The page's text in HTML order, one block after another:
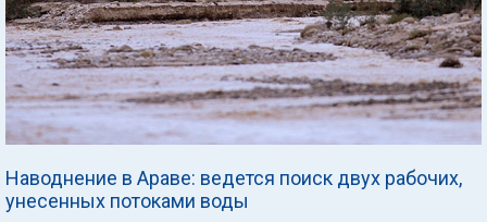
Наводнение в Араве: ведется поиск двух рабочих,
унесенных потоками воды